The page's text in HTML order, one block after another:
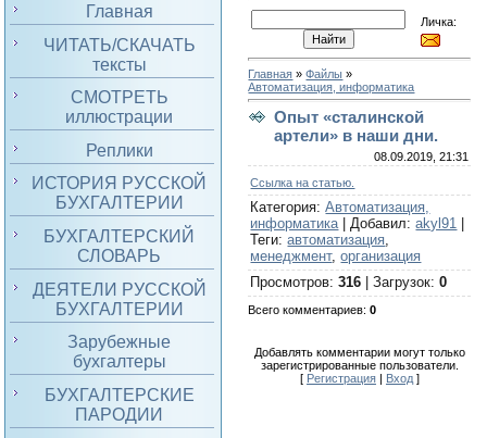
Главная
ЧИТАТЬ/СКАЧАТЬ
тексты
СМОТРЕТЬ
иллюстрации
Реплики
ИСТОРИЯ РУССКОЙ
БУХГАЛТЕРИИ
БУХГАЛТЕРСКИЙ
СЛОВАРЬ
ДЕЯТЕЛИ РУССКОЙ
БУХГАЛТЕРИИ
Зарубежные
бухгалтеры
БУХГАЛТЕРСКИЕ
ПАРОДИИ
Личка:
Главная »Файлы »
Автоматизация, информатика
Опыт «сталинской
артели» в наши дни.
08.09.2019, 21:31
Ссылка на статью.
Категория:Автоматизация,
информатика|Добавил:akyl91
Теги:автоматизация,
менеджмент,организация
Просмотров:316 |Загрузок:0
Всего комментариев:0
Добавлять комментарии могут только
зарегистрированные пользователи.
[ Регистрация| Вход]